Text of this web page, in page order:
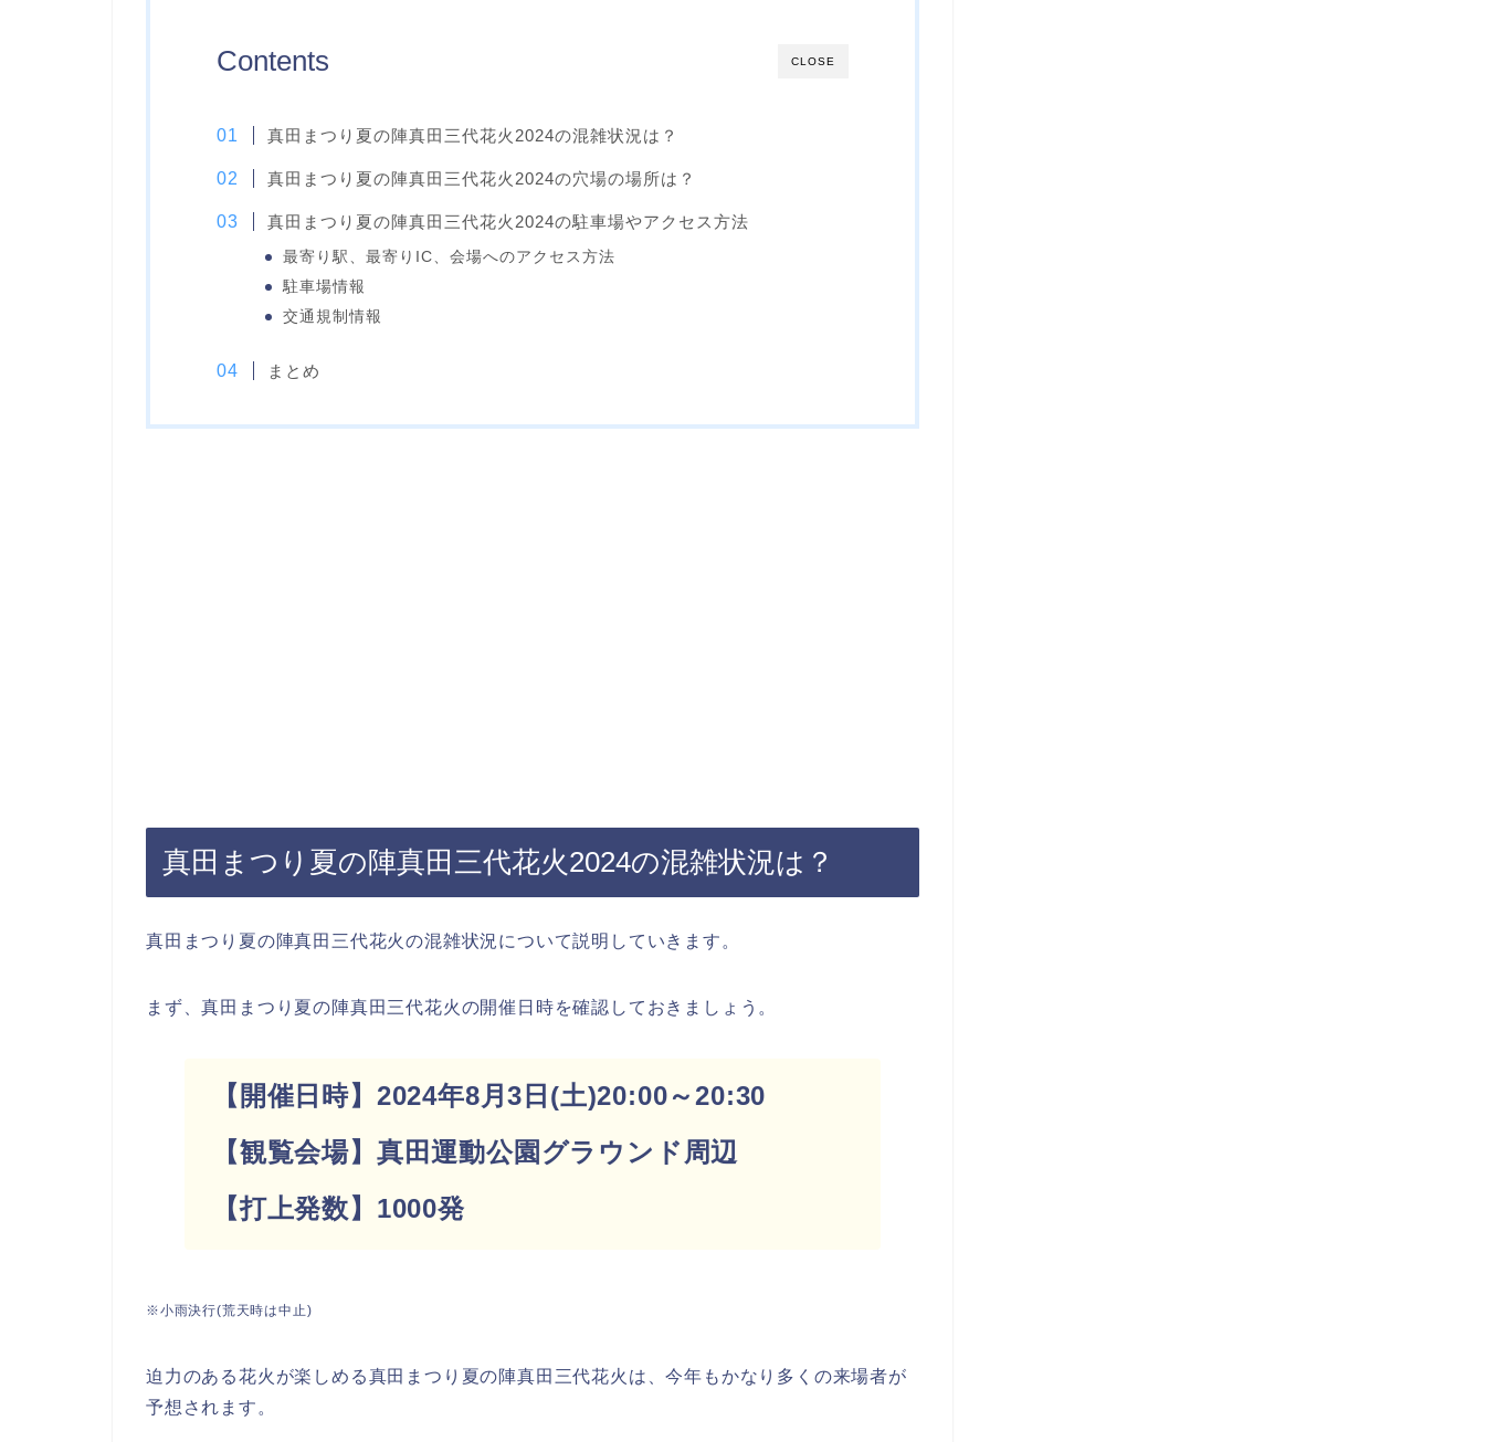
CLOSE
Contents
真田まつり夏の陣真田三代花火2024の混雑状況は？
真田まつり夏の陣真田三代花火2024の穴場の場所は？
真田まつり夏の陣真田三代花火2024の駐車場やアクセス方法
最寄り駅、最寄りIC、会場へのアクセス方法
駐車場情報
交通規制情報
まとめ
真田まつり夏の陣真田三代花火2024の混雑状況は？
真田まつり夏の陣真田三代花火の混雑状況について説明していきます。
まず、真田まつり夏の陣真田三代花火の開催日時を確認しておきましょう。
【開催日時】2024年8月3日(土)20:00～20:30
【観覧会場】真田運動公園グラウンド周辺
【打上発数】1000発
※小雨決行(荒天時は中止)
迫力のある花火が楽しめる真田まつり夏の陣真田三代花火は、今年もかなり多くの来場者が
予想されます。